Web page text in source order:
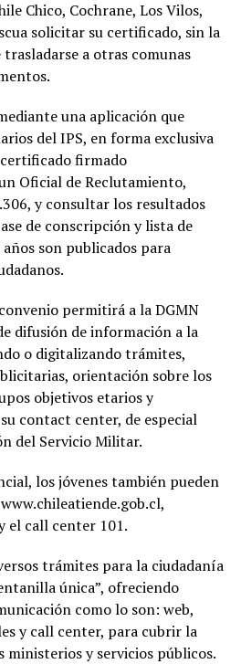
Chico, Cochrane, Los Vilos,
solicitar su certificado, sin la
a otras comunas
una aplicación que
del IPS, en forma exclusiva
firmado
Oficial de Reclutamiento,
y consultar los resultados
de conscripción y lista de
son publicados para
permitirá a la DGMN
difusión de información a la
o digitalizando trámites,
orientación sobre los
objetivos etarios y
contact center, de especial
del Servicio Militar.
los jóvenes también pueden
el call center 101.
trámites para la ciudadanía
única”, ofreciendo
como lo son: web,
y call center, para cubrir la
ministerios y servicios públicos.